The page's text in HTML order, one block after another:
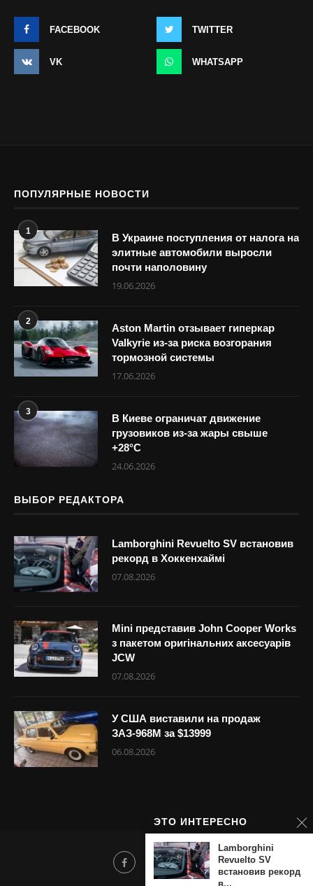
FACEBOOK TWITTER
VK WHATSAPP
ПОПУЛЯРНЫЕ НОВОСТИ
1
В Украине поступления от налога на
элитные автомобили выросли
почти наполовину
19.06.2026
2
Aston Martin отзывает гиперкар
Valkyrie из-за риска возгорания
тормозной системы
17.06.2026
3
В Киеве ограничат движение
грузовиков из-за жары свыше
+28°С
24.06.2026
ВЫБОР РЕДАКТОРА
Lamborghini Revuelto SV встановив
рекорд в Хоккенхаймі
07.08.2026
Mini представив John Cooper Works
з пакетом оригінальних аксесуарів
JCW
07.08.2026
У США виставили на продаж
ЗАЗ-968М за $13999
06.08.2026
ЭТО ИНТЕРЕСНО
Lamborghini
Revuelto SV
встановив рекорд
в...